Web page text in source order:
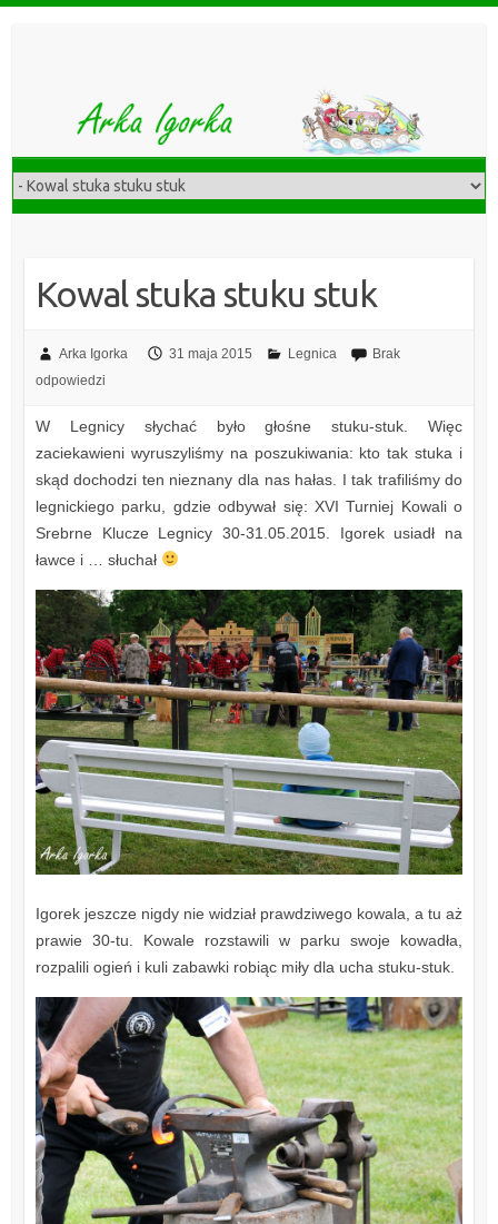
Kowal stuka stuku stuk
Arka Igorka 31 maja 2015 Legnica
Brak
odpowiedzi
W Legnicy słychać było głośne stuku-stuk. Więc
zaciekawieni wyruszyliśmy na poszukiwania: kto tak stuka i
skąd dochodzi ten nieznany dla nas hałas. I tak trafiliśmy do
legnickiego parku, gdzie odbywał się: XVI Turniej Kowali o
Srebrne Klucze Legnicy 30-31.05.2015. Igorek usiadł na
ławce i … słuchał
Igorek jeszcze nigdy nie widział prawdziwego kowala, a tu aż
prawie 30-tu. Kowale rozstawili w parku swoje kowadła,
rozpalili ogień i kuli zabawki robiąc miły dla ucha stuku-stuk.